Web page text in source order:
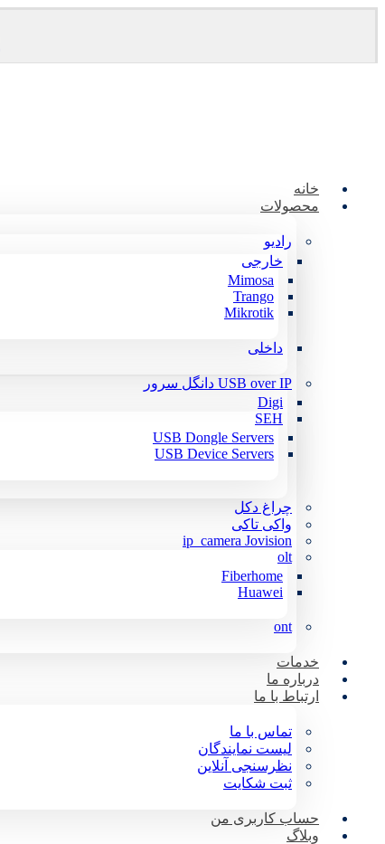
خانه
محصولات
رادیو
خارجی
Mimosa
Trango
Mikrotik
داخلی
USB over IP دانگل سرور
Digi
SEH
USB Dongle Servers
USB Device Servers
چراغ دکل
واکی تاکی
ip_camera Jovision
olt
Fiberhome
Huawei
ont
خدمات
درباره ما
ارتباط با ما
تماس با ما
لیست نمایندگان
نظرسنجی آنلاین
ثبت شکایت
حساب کاربری من
وبلاگ